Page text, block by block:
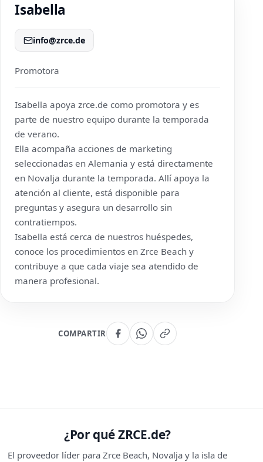
Isabella
info@zrce.de
Promotora
Isabella apoya zrce.de como promotora y es
parte de nuestro equipo durante la temporada
de verano.
Ella acompaña acciones de marketing
seleccionadas en Alemania y está directamente
en Novalja durante la temporada. Allí apoya la
atención al cliente, está disponible para
preguntas y asegura un desarrollo sin
contratiempos.
Isabella está cerca de nuestros huéspedes,
conoce los procedimientos en Zrce Beach y
contribuye a que cada viaje sea atendido de
manera profesional.
COMPARTIR
¿Por qué ZRCE.de?
El proveedor líder para Zrce Beach, Novalja y la isla de